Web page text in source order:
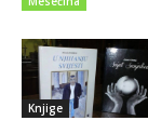
Knjige